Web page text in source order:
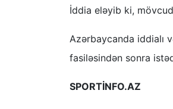
İddia eləyib ki,
Azərbaycanda iddialı
fasiləsindən sonra
SPORTİNFO.AZ